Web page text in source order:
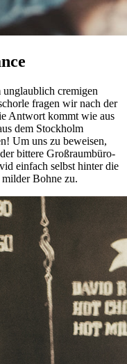
unglaublich cremigen
fragen wir nach der
Antwort kommt wie aus
dem Stockholm
Um uns zu beweisen,
bittere Großraumbüro-
einfach selbst hinter die
Bohne zu.